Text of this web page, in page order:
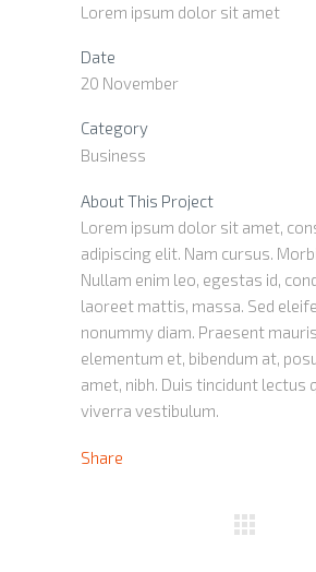
Lorem ipsum dolor sit amet
Date
20 November
Category
Business
About This Project
Lorem ipsum dolor sit amet,
adipiscing elit. Nam cursus.
Nullam enim leo, egestas id,
laoreet mattis, massa. Sed
nonummy diam. Praesent
elementum et, bibendum at,
amet, nibh. Duis tincidunt lectus
viverra vestibulum.
Share